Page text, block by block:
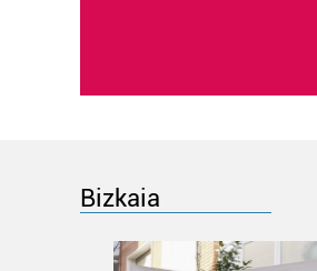
Bizkaia